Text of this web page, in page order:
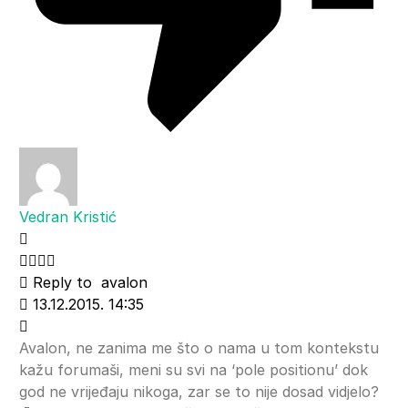
Vedran Kristić
Reply to avalon
13.12.2015. 14:35
Avalon, ne zanima me što o nama u tom kontekstu
kažu forumaši, meni su svi na ‘pole positionu’ dok
god ne vrijeđaju nikoga, zar se to nije dosad vidjelo?